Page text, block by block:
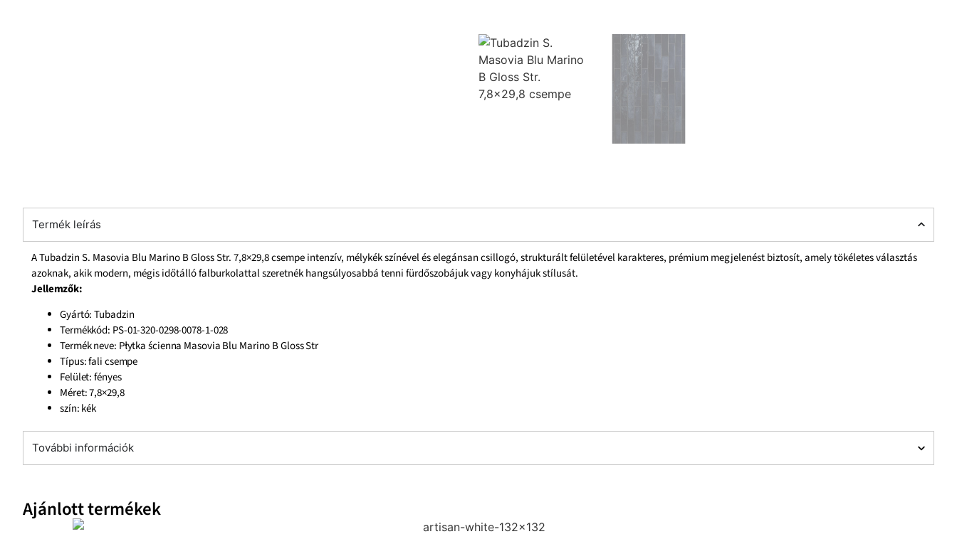
Termék leírás
A Tubadzin S. Masovia Blu Marino B Gloss Str. 7,8×29,8 csempe intenzív, mélykék színével és elegánsan csillogó, strukturált felületével karakteres, prémium megjelenést biztosít, amely tökéletes választás
azoknak, akik modern, mégis időtálló falburkolattal szeretnék hangsúlyosabbá tenni fürdőszobájuk vagy konyhájuk stílusát.
Jellemzők:
Gyártó: Tubadzin
Termékkód: PS-01-320-0298-0078-1-028
Termék neve: Płytka ścienna Masovia Blu Marino B Gloss Str
Típus: fali csempe
Felület: fényes
Méret: 7,8×29,8
szín: kék
További információk
Ajánlott termékek